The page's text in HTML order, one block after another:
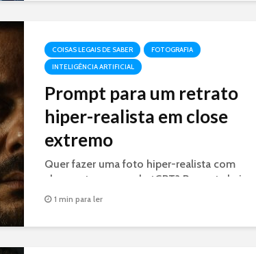
COISAS LEGAIS DE SABER
FOTOGRAFIA
INTELIGÊNCIA ARTIFICIAL
Prompt para um retrato
hiper-realista em close
extremo
Quer fazer uma foto hiper-realista com
close extremo no chatGPT? Prompt abaixo.
1 min para ler